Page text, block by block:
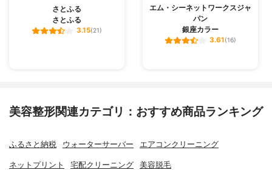
さとふる
さとふる
3.15(21)
エム・シーネットワークスジャ
パン
銀座カラー
3.61(16)
美容整形関連カテゴリ：おすすめ商品ランキング
ふるさと納税 ウォーターサーバー エアコンクリーニング
ネットプリント 宅配クリーニング 美容脱毛